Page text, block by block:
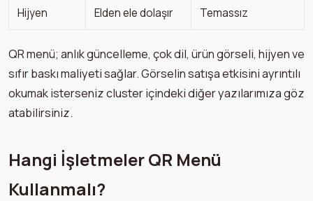
Hijyen Elden ele dolaşır Temassız
QR menü; anlık güncelleme, çok dil, ürün görseli, hijyen ve
sıfır baskı maliyeti sağlar. Görselin satışa etkisini ayrıntılı
okumak isterseniz cluster içindeki diğer yazılarımıza göz
atabilirsiniz.
Hangi İşletmeler QR Menü
Kullanmalı?